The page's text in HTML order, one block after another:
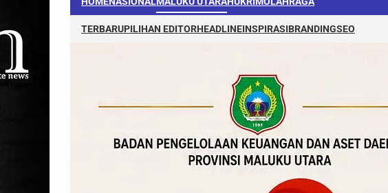
TERBARUPILIHAN EDITORHEADLINEINSPIRASIBRANDINGSEO